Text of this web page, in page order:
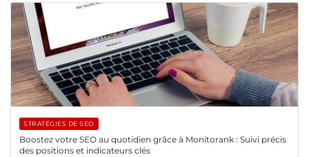
STRATÉGIES DE SEO
Boostez votre SEO au quotidien grâce à Monitorank : Suivi précis
des positions et indicateurs clés